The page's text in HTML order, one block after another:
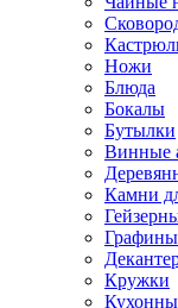
Ножи
Блюда
Бокалы
Бутылки
Винные
Камни
Графины
Кружки